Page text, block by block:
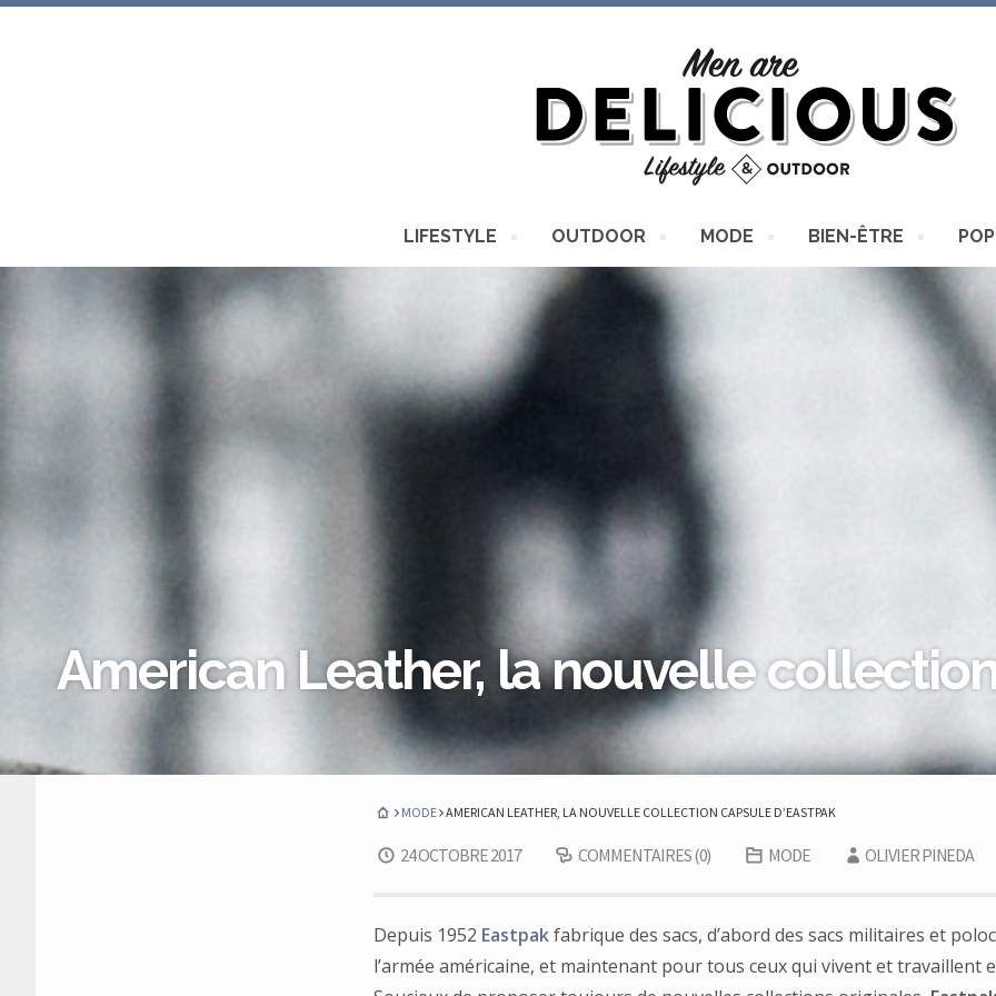
LIFESTYLE OUTDOOR MODE BIEN-ÊTRE
American Leather, la nouvelle
MODE AMERICAN LEATHER, LA NOUVELLE COLLECTION CAPSULE D’EASTPAK
24 OCTOBRE 2017 COMMENTAIRES (0) MODE OLIVIER PINEDA
Depuis 1952 Eastpakfabrique des sacs, d’abord des sacs militaires et
l’armée américaine, et maintenant pour tous ceux qui vivent et travaillent